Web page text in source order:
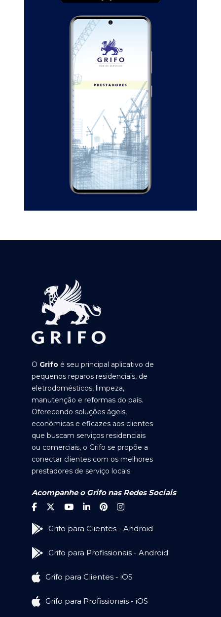
O Grifo é seu principal aplicativo de
pequenos reparos residenciais, de
eletrodomésticos, limpeza,
manutenção e reformas do país.
Oferecendo soluções ágeis,
econômicas e eficazes aos clientes
que buscam serviços residenciais
ou comerciais, o Grifo se propõe a
conectar clientes com os melhores
prestadores de serviço locais.
Acompanhe o Grifo nas Redes Sociais
Grifo para Clientes - Android
Grifo para Profissionais - Android
Grifo para Clientes - iOS
Grifo para Profissionais - iOS